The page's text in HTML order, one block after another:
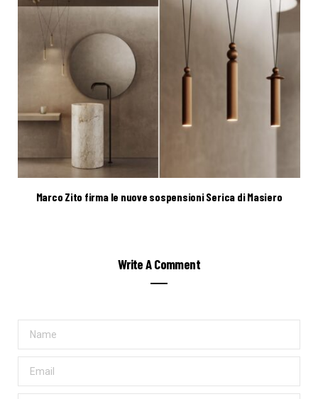
Marco Zito firma le nuove sospensioni Serica di Masiero
Write A Comment